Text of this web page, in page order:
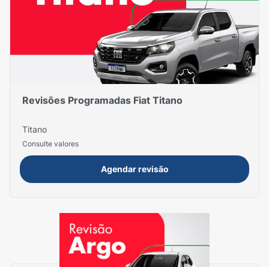
Revisões Programadas Fiat Titano
Titano
Consulte valores
Agendar revisão